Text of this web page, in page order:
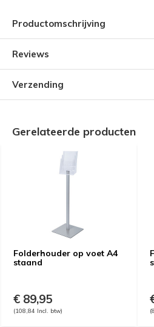
Productomschrijving
Reviews
Verzending
Gerelateerde producten
Folderhouder op voet A4
staand
€ 89,95
(108,84 Incl. btw)